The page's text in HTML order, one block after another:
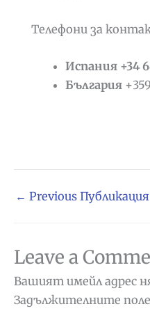
Телефони за
Испания +34
България +
← Previous Публикация
Leave a
Вашият имейл адрес
Задължителните